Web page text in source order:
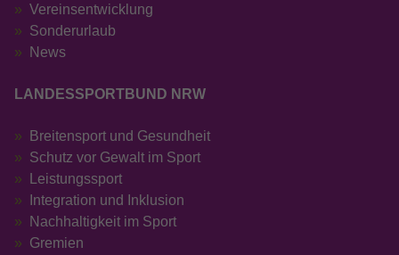
Vereinsentwicklung
Sonderurlaub
News
LANDESSPORTBUND NRW
Breitensport und Gesundheit
Schutz vor Gewalt im Sport
Leistungssport
Integration und Inklusion
Nachhaltigkeit im Sport
Gremien